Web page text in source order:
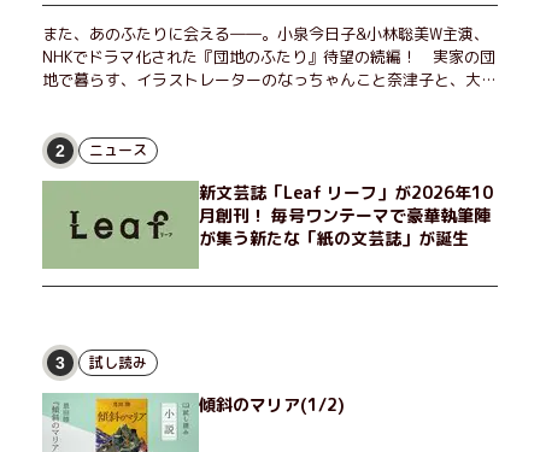
また、あのふたりに会える――。小泉今日子&小林聡美W主演、
NHKでドラマ化された『団地のふたり』待望の続編！ 実家の団
地で暮らす、イラストレーターのなっちゃんこと奈津子と、大学
げたり、部屋でふたりだけの「台湾映画祭」を催したり。50代
独身、幼なじみの変わらぬ友情とささやかな幸せの日々を描く。
2 ニュース
新文芸誌「Leaf リーフ」が2026年10
月創刊！ 毎号ワンテーマで豪華執筆陣
が集う新たな「紙の文芸誌」が誕生
3 試し読み
傾斜のマリア(1/2)